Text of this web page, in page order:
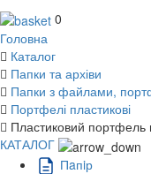
0
Головна
Каталог
Папки та архіви
Папки з файлами,
Портфелі пластикові
Пластиковий портфель
КАТАЛОГ
Пaпiр